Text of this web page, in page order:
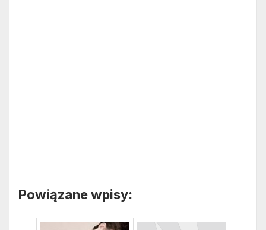
Powiązane wpisy: